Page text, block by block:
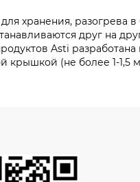
хранения,
друг на
Asti
(не более 1-1,5